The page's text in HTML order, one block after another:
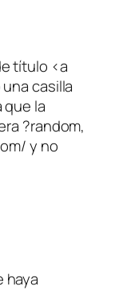
título <a
casilla
que la
?random,
y no
haya